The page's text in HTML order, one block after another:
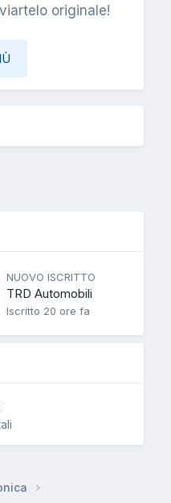
originale!
NUOVO ISCRITTO
TRD Automobili
Iscritto 20 ore fa